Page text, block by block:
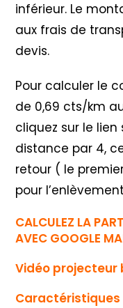
inférieur. Le
aux frais de
devis.
Pour calculer le
de 0,69 cts/km
cliquez sur le lien
distance par 4,
retour ( le
pour
CALCULEZ LA
AVEC GOOGLE
Vidéo projecteur